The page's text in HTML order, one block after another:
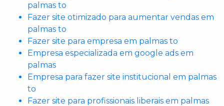
palmas to
Fazer site otimizado para aumentar vendas em
palmas to
Fazer site para empresa em palmas to
Empresa especializada em google ads em
palmas
Empresa para fazer site institucional em palmas
to
Fazer site para profissionais liberais em palmas